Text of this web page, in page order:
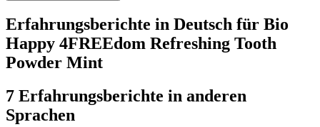
Erfahrungsberichte in Deutsch für Bio
Happy 4FREEdom Refreshing Tooth
Powder Mint
7 Erfahrungsberichte in anderen
Sprachen